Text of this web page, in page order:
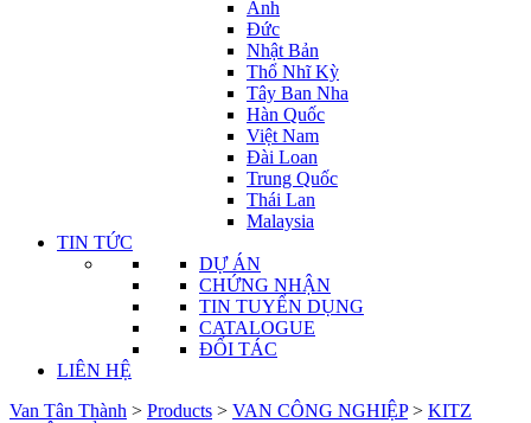
Anh
Đức
Nhật Bản
Thổ Nhĩ Kỳ
Tây Ban Nha
Hàn Quốc
Việt Nam
Đài Loan
Trung Quốc
Thái Lan
Malaysia
TIN TỨC
DỰ ÁN
CHỨNG NHẬN
TIN TUYỂN DỤNG
CATALOGUE
ĐỐI TÁC
LIÊN HỆ
Van Tân Thành > Products > VAN CÔNG NGHIỆP> KITZ